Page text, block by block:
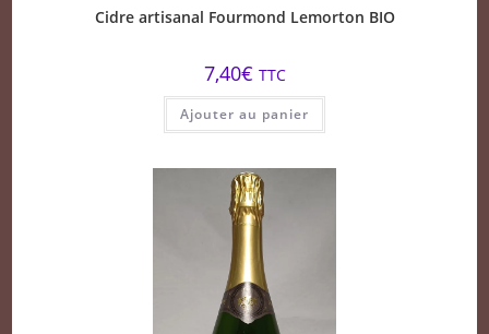
Cidre artisanal Fourmond Lemorton BIO
7,40€ TTC
Ajouter au panier